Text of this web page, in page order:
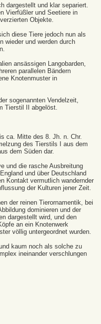
dargestellt und klar separiert.
Vierfüßler und Seetiere in
Objekte.
diese Tiere jedoch nun als
wieder und werden durch
ansässigen Langobarden,
parallelen Bändern
Knotenmuster in
sogenannten Vendelzeit,
Tierstil II abgelöst.
ca. Mitte des 8. Jh. n. Chr.
des Tierstils I aus dem
dem Süden dar.
und die rasche Ausbreitung
und über Deutschland
Kontakt vermutlich wandernder
der Kulturen jener Zeit.
der reinen Tierornamentik, bei
dominieren und der
dargestellt wird, und den
an ein Knotenwerk
völlig untergeordnet wurden.
kaum noch als solche zu
ineinander verschlungen